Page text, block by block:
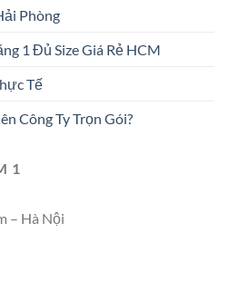
Phòng
1 Đủ Size Giá Rẻ HCM
Tế
Công Ty Trọn Gói?
1
– Hà Nội